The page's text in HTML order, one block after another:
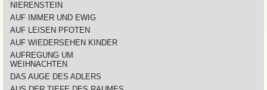
NIERENSTEIN
AUF IMMER UND EWIG
AUF LEISEN PFOTEN
AUF WIEDERSEHEN KINDER
AUFREGUNG UM
WEIHNACHTEN
DAS AUGE DES ADLERS